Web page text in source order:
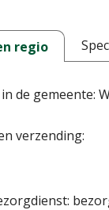
regio
de gemeente:
verzending: